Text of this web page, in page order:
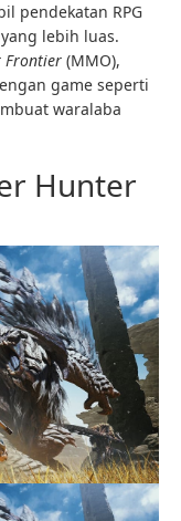
pendekatan RPG
lebih luas.
Frontier (MMO),
game seperti
waralaba
Hunter